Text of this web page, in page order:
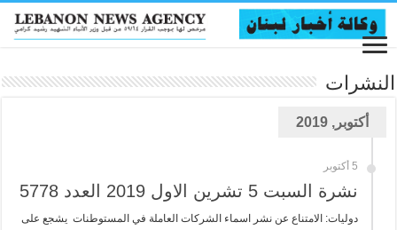
النشرات
أكتوبر, 2019
5 أكتوبر
نشرة السبت 5 تشرين الاول 2019 العدد 5778
دوليات: الامتناع عن نشر اسماء الشركات العاملة في المستوطنات يشجع على